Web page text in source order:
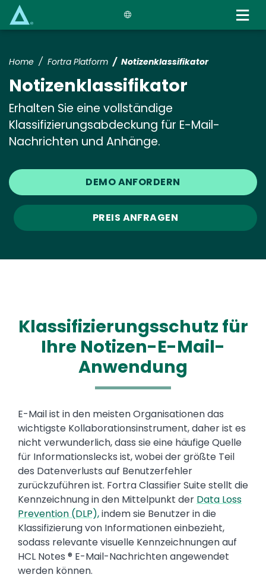
Home Fortra Platform Notizenklassifikator
Notizenklassifikator
Erhalten Sie eine vollständige
Klassifizierungsabdeckung für E-Mail-
Nachrichten und Anhänge.
DEMO ANFORDERN
PREIS ANFRAGEN
Klassifizierungsschutz für
Ihre Notizen-E-Mail-
Anwendung
Text
E-Mail ist in den meisten Organisationen das
wichtigste Kollaborationsinstrument, daher ist es
nicht verwunderlich, dass sie eine häufige Quelle
für Informationslecks ist, wobei der größte Teil
des Datenverlusts auf Benutzerfehler
zurückzuführen ist. Fortra Classifier Suite stellt die
Kennzeichnung in den Mittelpunkt der Data Loss
Prevention (DLP),indem sie Benutzer in die
Klassifizierung von Informationen einbezieht,
sodass relevante visuelle Kennzeichnungen auf
HCL Notes ® E-Mail-Nachrichten angewendet
werden können.